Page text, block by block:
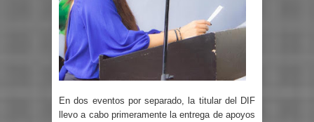
En dos eventos por separado, la titular del DIF
llevo a cabo primeramente la entrega de apoyos